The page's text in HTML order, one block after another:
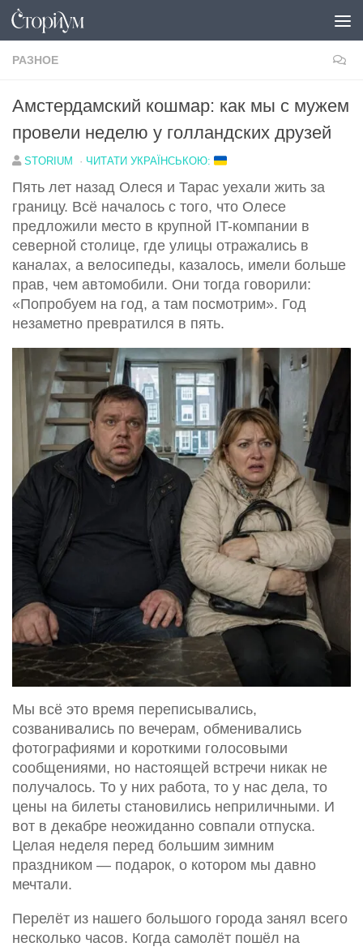
Под записью
РАЗНОЕ
Амстердамский кошмар: как мы с мужем
провели неделю у голландских друзей
STORIUM · ЧИТАТИ УКРАЇНСЬКОЮ:
Пять лет назад Олеся и Тарас уехали жить за
границу. Всё началось с того, что Олесе
предложили место в крупной IT-компании в
северной столице, где улицы отражались в
каналах, а велосипеды, казалось, имели больше
прав, чем автомобили. Они тогда говорили:
«Попробуем на год, а там посмотрим». Год
незаметно превратился в пять.
Мы всё это время переписывались,
созванивались по вечерам, обменивались
фотографиями и короткими голосовыми
сообщениями, но настоящей встречи никак не
получалось. То у них работа, то у нас дела, то
цены на билеты становились неприличными. И
вот в декабре неожиданно совпали отпуска.
Целая неделя перед большим зимним
праздником — подарок, о котором мы давно
мечтали.
Перелёт из нашего большого города занял всего
несколько часов. Когда самолёт пошёл на